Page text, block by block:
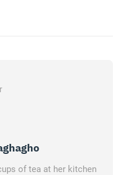
of tea at her kitchen